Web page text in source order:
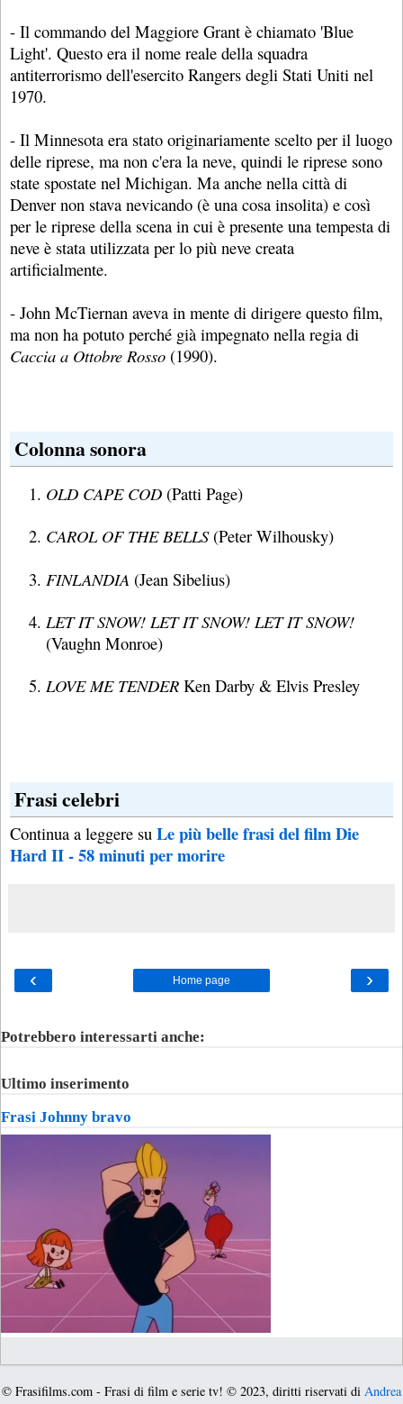
- Il commando del Maggiore Grant è chiamato 'Blue
Light'. Questo era il nome reale della squadra
antiterrorismo dell'esercito Rangers degli Stati Uniti nel
1970.
- Il Minnesota era stato originariamente scelto per il luogo
delle riprese, ma non c'era la neve, quindi le riprese sono
state spostate nel Michigan. Ma anche nella città di
Denver non stava nevicando (è una cosa insolita) e così
per le riprese della scena in cui è presente una tempesta di
neve è stata utilizzata per lo più neve creata
artificialmente.
- John McTiernan aveva in mente di dirigere questo film,
ma non ha potuto perché già impegnato nella regia di
Caccia a Ottobre Rosso (1990).
Colonna sonora
OLD CAPE COD (Patti Page)
CAROL OF THE BELLS(Peter Wilhousky)
FINLANDIA (Jean Sibelius)
LET IT SNOW! LET IT SNOW! LET IT SNOW!
(Vaughn Monroe)
LOVE ME TENDER Ken Darby & Elvis Presley
Frasi celebri
Continua a leggere su Le più belle frasi del film Die
Hard II - 58 minuti per morire
‹ ›
Home page
Potrebbero interessarti anche:
Ultimo inserimento
Frasi Johnny bravo
© Frasifilms.com - Frasi di film e serie tv! © 2023, diritti riservati di Andrea